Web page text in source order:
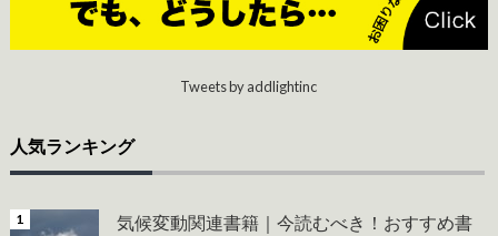
Tweets by addlightinc
人気ランキング
気候変動関連書籍｜今読むべき！おすすめ書